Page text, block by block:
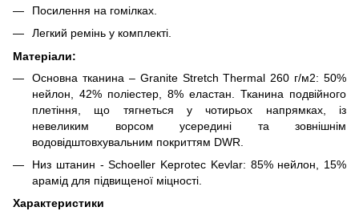
Посилення на гомілках.
Легкий ремінь у комплекті.
Матеріали:
Основна тканина – Granite Stretch Thermal 260 г/м2: 50%
нейлон, 42% поліестер, 8% еластан. Тканина подвійного
плетіння, що тягнеться у чотирьох напрямках, із
невеликим ворсом усередині та зовнішнім
водовідштовхувальним покриттям DWR.
Низ штанин - Schoeller Keprotec Kevlar: 85% нейлон, 15%
арамід для підвищеної міцності.
Характеристики